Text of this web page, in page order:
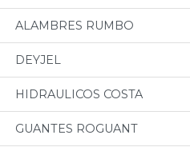
ALAMBRES RUMBO
DEYJEL
HIDRAULICOS COSTA
GUANTES ROGUANT